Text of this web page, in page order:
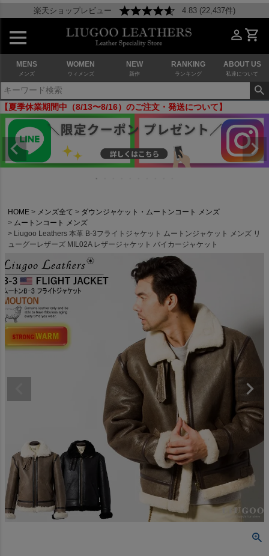
楽天ショップレビュー 4.83 (22,437件)
MENS
メンズ
WOMEN
ウィメンズ
NEW
新作
RANKING
ランキング
ABOUT US
私達について
【夏季休業期間中（8/13〜8/16）のご注文・発送について】
HOME メンズ全て
ダウンジャケット・ムートンコート メンズ
ムートンコート メンズ
Liugoo Leathers 本革 B-3フライトジャケット ムートンジャケット メンズ リ
ューグーレザーズ MIL02A レザージャケット バイカージャケット